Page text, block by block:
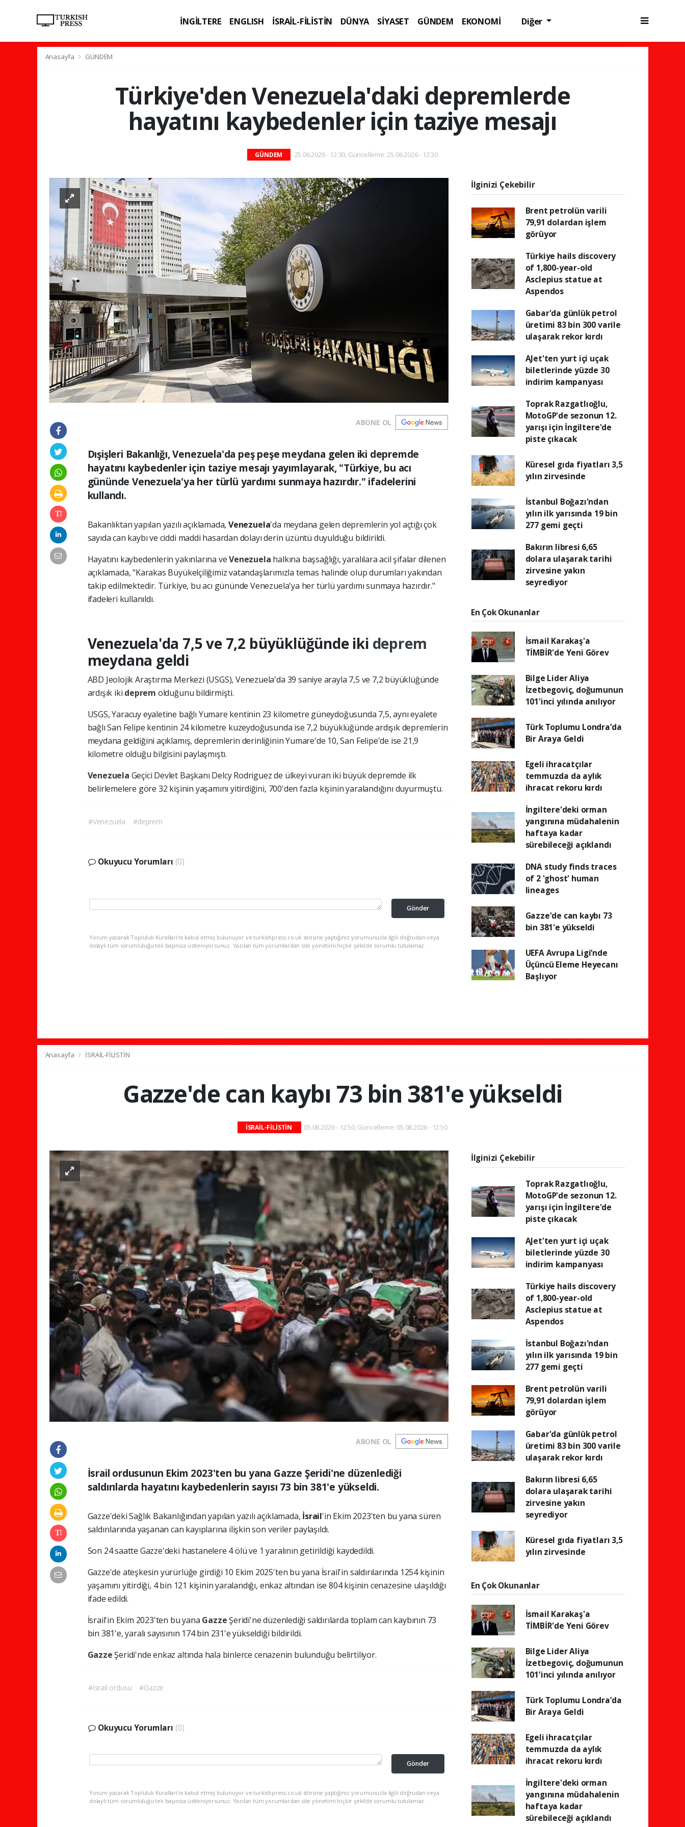
İNGİLTERE ENGLISH İSRAİL-FİLİSTİN DÜNYA SİYASET GÜNDEM
EKONOMİ
Diğer
Anasayfa GÜNDEM
Türkiye'den Venezuela'daki depremlerde
hayatını kaybedenler için taziye mesajı
GÜNDEM 25.06.2026 - 12:30, Güncelleme: 25.06.2026 - 12:30
ABONE OL
Dışişleri Bakanlığı, Venezuela'da peş peşe meydana gelen iki depremde
hayatını kaybedenler için taziye mesajı yayımlayarak, "Türkiye, bu acı
gününde Venezuela'ya her türlü yardımı sunmaya hazırdır." ifadelerini
kullandı.
Bakanlıktan yapılan yazılı açıklamada, Venezuela'da meydana gelen depremlerin yol açtığı çok
sayıda can kaybı ve ciddi maddi hasardan dolayı derin üzüntü duyulduğu bildirildi.
Hayatını kaybedenlerin yakınlarına veVenezuela halkına başsağlığı, yaralılara acil şifalar dilenen
açıklamada, "Karakas Büyükelçiliğimiz vatandaşlarımızla temas halinde olup durumları yakından
takip edilmektedir. Türkiye, bu acı gününde Venezuela'ya her türlü yardımı sunmaya hazırdır."
ifadeleri kullanıldı.
Venezuela'da 7,5 ve 7,2 büyüklüğünde iki deprem
meydana geldi
ABD Jeolojik Araştırma Merkezi (USGS), Venezuela'da 39 saniye arayla 7,5 ve 7,2 büyüklüğünde
ardışık iki deprem olduğunu bildirmişti.
USGS, Yaracuy eyaletine bağlı Yumare kentinin 23 kilometre güneydoğusunda 7,5, aynı eyalete
bağlı San Felipe kentinin 24 kilometre kuzeydoğusunda ise 7,2 büyüklüğünde ardışık depremlerin
meydana geldiğini açıklamış, depremlerin derinliğinin Yumare'de 10, San Felipe'de ise 21,9
kilometre olduğu bilgisini paylaşmıştı.
Venezuela Geçici Devlet Başkanı Delcy Rodriguez de ülkeyi vuran iki büyük depremde ilk
belirlemelere göre 32 kişinin yaşamını yitirdiğini, 700'den fazla kişinin yaralandığını duyurmuştu.
#Venezuela #deprem
Okuyucu Yorumları (0)
Gönder
Yorum yazarak Topluluk Kuralları’nı kabul etmiş bulunuyor ve turkishpress.co.uk sitesine yaptığınız yorumunuzla ilgili doğrudan veya
dolaylı tüm sorumluluğu tek başınıza üstleniyorsunuz. Yazılan tüm yorumlardan site yönetimi hiçbir şekilde sorumlu tutulamaz.
İlginizi Çekebilir
Brent petrolün varili
79,91 dolardan işlem
görüyor
Türkiye hails discovery
of 1,800-year-old
Asclepius statue at
Aspendos
Gabar'da günlük petrol
üretimi 83 bin 300 varile
ulaşarak rekor kırdı
AJet'ten yurt içi uçak
biletlerinde yüzde 30
indirim kampanyası
Toprak Razgatlıoğlu,
MotoGP'de sezonun 12.
yarışı için İngiltere'de
piste çıkacak
Küresel gıda fiyatları 3,5
yılın zirvesinde
İstanbul Boğazı'ndan
yılın ilk yarısında 19 bin
277 gemi geçti
Bakırın libresi 6,65
dolara ulaşarak tarihi
zirvesine yakın
seyrediyor
En Çok Okunanlar
İsmail Karakaş'a
TİMBİR'de Yeni Görev
Bilge Lider Aliya
İzetbegoviç, doğumunun
101'inci yılında anılıyor
Türk Toplumu Londra’da
Bir Araya Geldi
Egeli ihracatçılar
temmuzda da aylık
ihracat rekoru kırdı
İngiltere'deki orman
yangınına müdahalenin
haftaya kadar
sürebileceği açıklandı
DNA study finds traces
of 2 'ghost' human
lineages
Gazze'de can kaybı 73
bin 381'e yükseldi
UEFA Avrupa Ligi’nde
Üçüncü Eleme Heyecanı
Başlıyor
Anasayfa İSRAİL-FİLİSTİN
Gazze'de can kaybı 73 bin 381'e yükseldi
İSRAİL-FİLİSTİN 05.08.2026 - 12:50, Güncelleme: 05.08.2026 - 12:50
ABONE OL
İsrail ordusunun Ekim 2023'ten bu yana Gazze Şeridi'ne düzenlediği
saldırılarda hayatını kaybedenlerin sayısı 73 bin 381'e yükseldi.
Gazze'deki Sağlık Bakanlığından yapılan yazılı açıklamada, İsrail'in Ekim 2023'ten bu yana süren
saldırılarında yaşanan can kayıplarına ilişkin son veriler paylaşıldı.
Son 24 saatte Gazze'deki hastanelere 4 ölü ve 1 yaralının getirildiği kaydedildi.
Gazze'de ateşkesin yürürlüğe girdiği 10 Ekim 2025'ten bu yana İsrail'in saldırılarında 1254 kişinin
yaşamını yitirdiği, 4 bin 121 kişinin yaralandığı, enkaz altından ise 804 kişinin cenazesine ulaşıldığı
ifade edildi.
İsrail'in Ekim 2023'ten bu yana GazzeŞeridi'ne düzenlediği saldırılarda toplam can kaybının 73
bin 381'e, yaralı sayısının 174 bin 231'e yükseldiği bildirildi.
GazzeŞeridi'nde enkaz altında hala binlerce cenazenin bulunduğu belirtiliyor.
#İsrail ordusu #Gazze
Okuyucu Yorumları (0)
Gönder
Yorum yazarak Topluluk Kuralları’nı kabul etmiş bulunuyor ve turkishpress.co.uk sitesine yaptığınız yorumunuzla ilgili doğrudan veya
dolaylı tüm sorumluluğu tek başınıza üstleniyorsunuz. Yazılan tüm yorumlardan site yönetimi hiçbir şekilde sorumlu tutulamaz.
İlginizi Çekebilir
Toprak Razgatlıoğlu,
MotoGP'de sezonun 12.
yarışı için İngiltere'de
piste çıkacak
AJet'ten yurt içi uçak
biletlerinde yüzde 30
indirim kampanyası
Türkiye hails discovery
of 1,800-year-old
Asclepius statue at
Aspendos
İstanbul Boğazı'ndan
yılın ilk yarısında 19 bin
277 gemi geçti
Brent petrolün varili
79,91 dolardan işlem
görüyor
Gabar'da günlük petrol
üretimi 83 bin 300 varile
ulaşarak rekor kırdı
Bakırın libresi 6,65
dolara ulaşarak tarihi
zirvesine yakın
seyrediyor
Küresel gıda fiyatları 3,5
yılın zirvesinde
En Çok Okunanlar
İsmail Karakaş'a
TİMBİR'de Yeni Görev
Bilge Lider Aliya
İzetbegoviç, doğumunun
101'inci yılında anılıyor
Türk Toplumu Londra’da
Bir Araya Geldi
Egeli ihracatçılar
temmuzda da aylık
ihracat rekoru kırdı
İngiltere'deki orman
yangınına müdahalenin
haftaya kadar
sürebileceği açıklandı